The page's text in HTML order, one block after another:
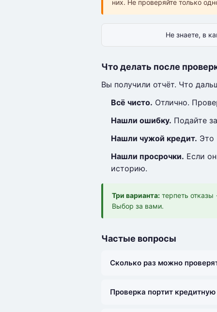
них. Не проверяйте только
Не знаете, в
Что делать после
Вы получили отчёт. Что
Всё чисто. Отлично.
Нашли ошибку. Подайте
Нашли чужой кредит. Это
Нашли просрочки. Если
историю.
Три варианта: терпеть отказы
Выбор за вами.
Частые вопросы
Сколько раз можно
Проверка портит